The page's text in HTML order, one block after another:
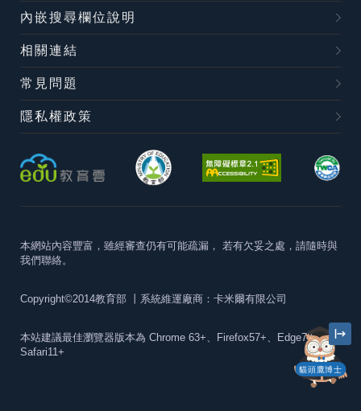
貓頭鷹博士
內嵌搜尋欄位說明
相關連結
常見問題
隱私權政策
本網站內容豐富，雖經審查仍有可能疏漏， 若有欠妥之處，請隨時與
我們聯絡。
Copyright©2014教育部 丨系統維運廠商：卡米爾有限公司
本站建議最佳瀏覽器版本為 Chrome 63+、Firefox57+、Edge79+及
Safari11+